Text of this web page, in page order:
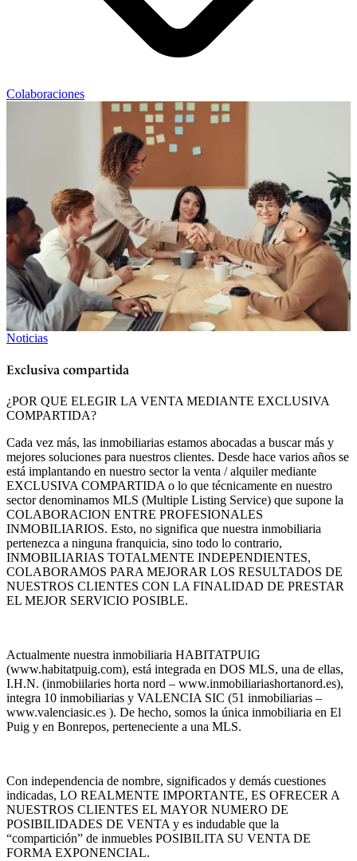
Colaboraciones
Noticias
Exclusiva compartida
¿POR QUE ELEGIR LA VENTA MEDIANTE EXCLUSIVA
COMPARTIDA?
Cada vez más, las inmobiliarias estamos abocadas a buscar más y
mejores soluciones para nuestros clientes. Desde hace varios años se
está implantando en nuestro sector la venta / alquiler mediante
EXCLUSIVA COMPARTIDA o lo que técnicamente en nuestro
sector denominamos MLS (Multiple Listing Service) que supone la
COLABORACION ENTRE PROFESIONALES
INMOBILIARIOS. Esto, no significa que nuestra inmobiliaria
pertenezca a ninguna franquicia, sino todo lo contrario,
INMOBILIARIAS TOTALMENTE INDEPENDIENTES,
COLABORAMOS PARA MEJORAR LOS RESULTADOS DE
NUESTROS CLIENTES CON LA FINALIDAD DE PRESTAR
EL MEJOR SERVICIO POSIBLE.
Actualmente nuestra inmobiliaria HABITATPUIG
(www.habitatpuig.com), está integrada en DOS MLS, una de ellas,
I.H.N. (inmobiilaries horta nord – www.inmobiliariashortanord.es),
integra 10 inmobiliarias y VALENCIA SIC (51 inmobiliarias –
www.valenciasic.es ). De hecho, somos la única inmobiliaria en El
Puig y en Bonrepos, perteneciente a una MLS.
Con independencia de nombre, significados y demás cuestiones
indicadas, LO REALMENTE IMPORTANTE, ES OFRECER A
NUESTROS CLIENTES EL MAYOR NUMERO DE
POSIBILIDADES DE VENTA y es indudable que la
“compartición” de inmuebles POSIBILITA SU VENTA DE
FORMA EXPONENCIAL.